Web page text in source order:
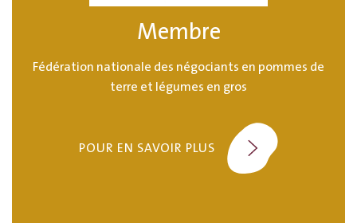
Membre
Fédération nationale des négociants en pommes de
terre et légumes en gros
POUR EN SAVOIR PLUS